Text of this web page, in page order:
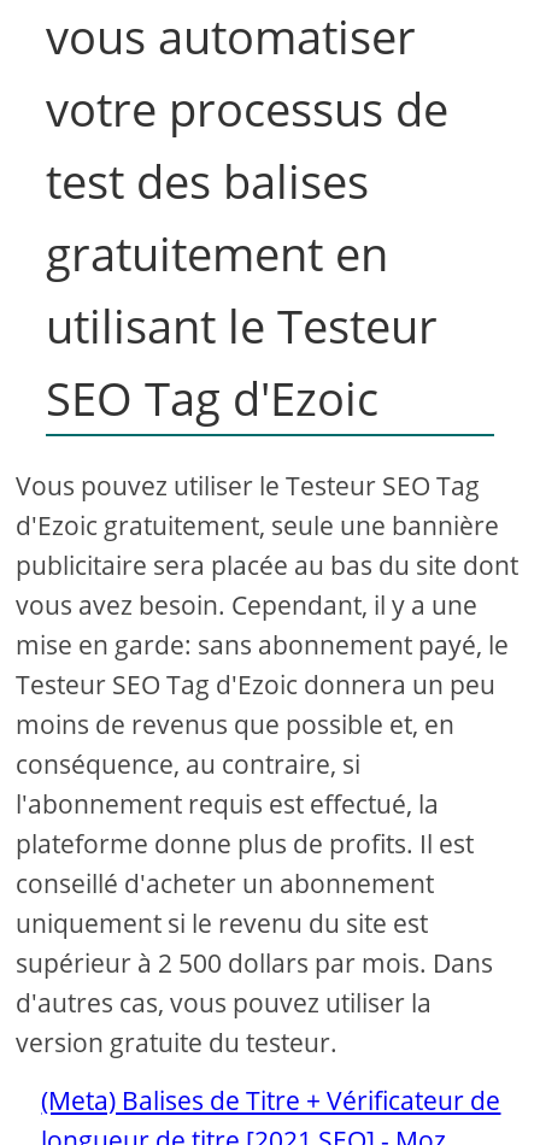
vous automatiser
votre processus de
test des balises
gratuitement en
utilisant le Testeur
SEO Tag d'Ezoic
Vous pouvez utiliser le Testeur SEO Tag
d'Ezoic gratuitement, seule une bannière
publicitaire sera placée au bas du site dont
vous avez besoin. Cependant, il y a une
mise en garde: sans abonnement payé, le
Testeur SEO Tag d'Ezoic donnera un peu
moins de revenus que possible et, en
conséquence, au contraire, si
l'abonnement requis est effectué, la
plateforme donne plus de profits. Il est
conseillé d'acheter un abonnement
uniquement si le revenu du site est
supérieur à 2 500 dollars par mois. Dans
d'autres cas, vous pouvez utiliser la
version gratuite du testeur.
(Meta) Balises de Titre + Vérificateur de